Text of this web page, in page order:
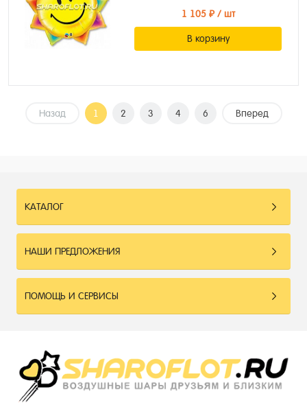
1 105 ₽/ шт
В корзину
Назад 1 2 3 4 6 Вперед
КАТАЛОГ
НАШИ ПРЕДЛОЖЕНИЯ
ПОМОЩЬ И СЕРВИСЫ